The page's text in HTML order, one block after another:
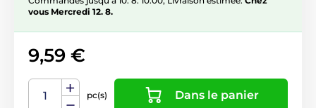
vous Mercredi 12. 8.
9,59 €
pc(s) Dans le panier